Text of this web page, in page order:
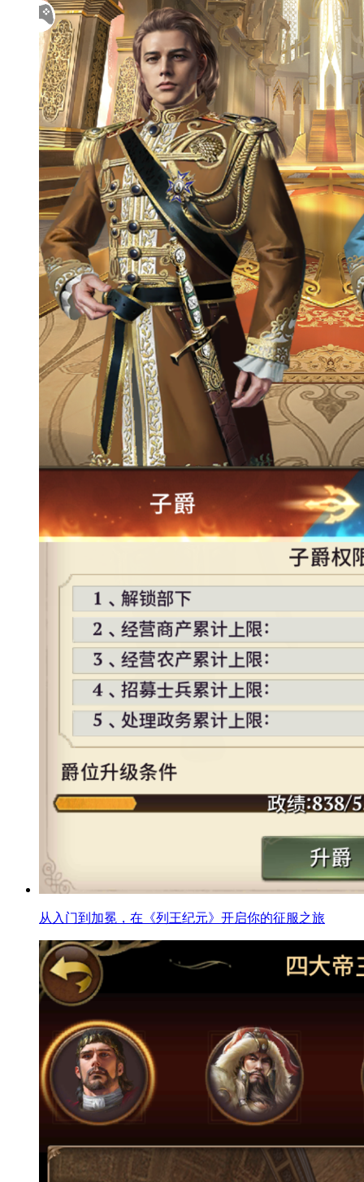
从入门到加冕，在《列王纪元》开启你的征服之旅